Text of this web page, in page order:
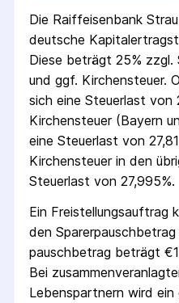
Die Raiffeisenbank
deutsche
Diese beträgt 25% zzgl.
und ggf. Kirchensteuer.
sich eine Steuerlast von
Kirchensteuer (Bayern
eine Steuerlast von
Kirchensteuer in den
Steuerlast von 27,995%.
Ein Freistellungs­auftrag
den
pausch­betrag beträgt
Bei
Lebenspartnern wird